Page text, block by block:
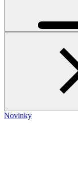
Novinky